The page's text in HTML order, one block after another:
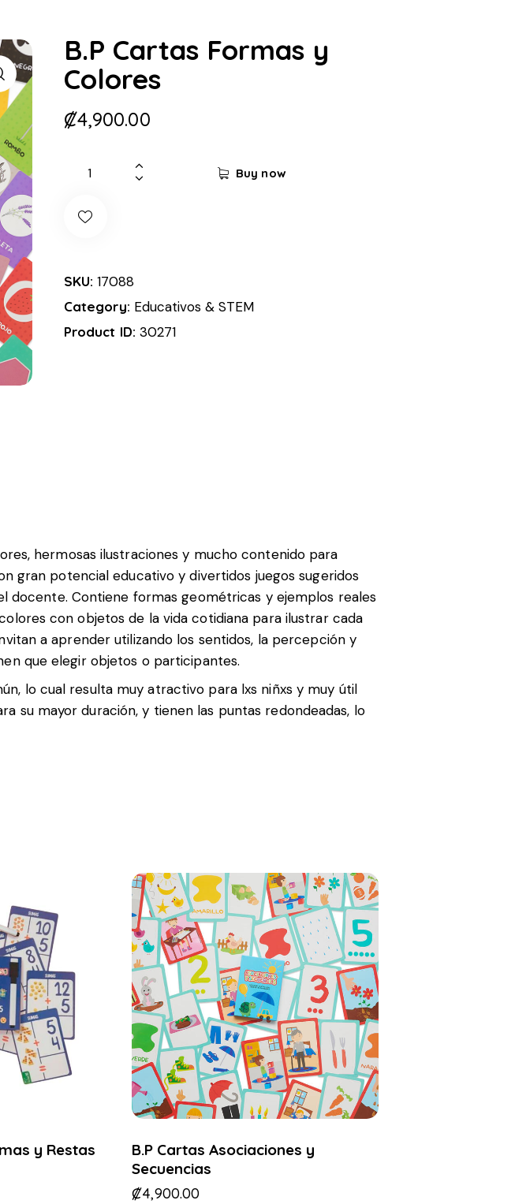
B.P Cartas Formas y
Colores
₡4,900.00
Buy now
SKU:17088
Category: Educativos & STEM
Product ID:30271
hermosas ilustraciones y mucho contenido para
gran potencial educativo y divertidos juegos sugeridos
docente. Contiene formas geométricas y ejemplos reales
con objetos de la vida cotidiana para ilustrar cada
a aprender utilizando los sentidos, la percepción y
que elegir objetos o participantes.
lo cual resulta muy atractivo para lxs niñxs y muy útil
su mayor duración, y tienen las puntas redondeadas, lo
y Restas
B.P Cartas Asociaciones y
Secuencias
₡4,900.00